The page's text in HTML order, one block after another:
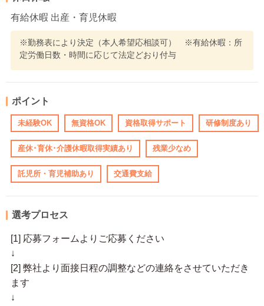
有給休暇 出産・育児休暇
※勤務表により決定（本人希望応相談可） ※有給休暇：所
定労働日数・時間に応じて法定どおり付与
ポイント
未経験OK 無資格OK 資格取得サポート 研修制度あり
産休･育休･介護休暇取得実績あり 残業少なめ
託児所・育児補助あり 交通費支給
選考プロセス
[1] 応募フォームよりご応募ください
↓
[2] 弊社より面接日程の調整などの連絡をさせていただき
ます
↓